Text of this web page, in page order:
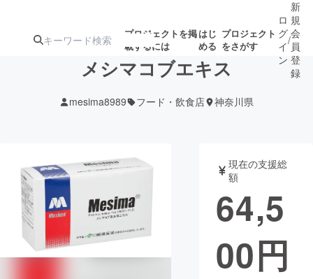
プロジェクトを掲
載するには
はじ
める
プロジェクト
をさがす
アート・写真
テクノロジー・ガジェット ゲーム・サ
ロ
グ
イ
ン
/
新
規
会
員
登
録
メシマコブエキス
mesima8989 フード・飲食店 神奈川県
現在の支援総
額
64,5
00円